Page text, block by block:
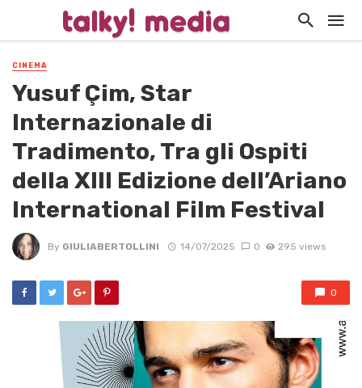
CINEMA
Yusuf Çim, Star
Internazionale di
Tradimento, Tra gli Ospiti
della XIII Edizione dell’Ariano
International Film Festival
By GIULIABERTOLLINI 14/07/2025 0 295 views
0